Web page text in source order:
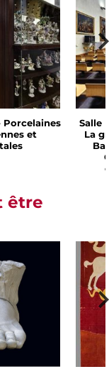
Porcelaines
et
Salle
La
être